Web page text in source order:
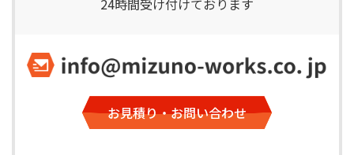
お見積り・お問い合わせ